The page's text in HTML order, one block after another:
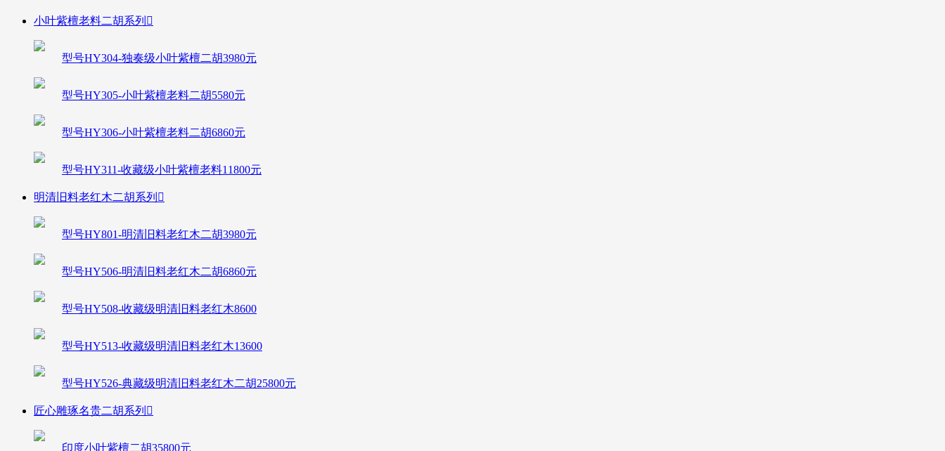
小叶紫檀老料二胡系列 
型号HY304-独奏级小叶紫檀二胡3980元
型号HY305-小叶紫檀老料二胡5580元
型号HY306-小叶紫檀老料二胡6860元
型号HY311-收藏级小叶紫檀老料11800元
明清旧料老红木二胡系列 
型号HY801-明清旧料老红木二胡3980元
型号HY506-明清旧料老红木二胡6860元
型号HY508-收藏级明清旧料老红木8600
型号HY513-收藏级明清旧料老红木13600
型号HY526-典藏级明清旧料老红木二胡25800元
匠心雕琢名贵二胡系列 
印度小叶紫檀二胡35800元